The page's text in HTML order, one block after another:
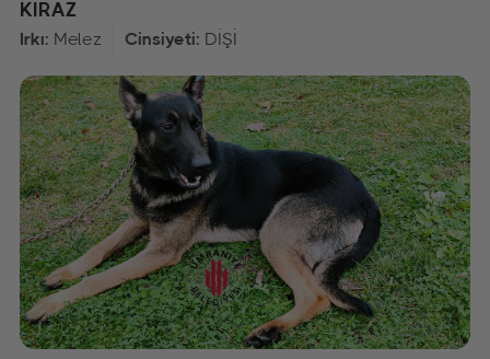
KİRAZ
Irkı: Melez Cinsiyeti: DİŞİ